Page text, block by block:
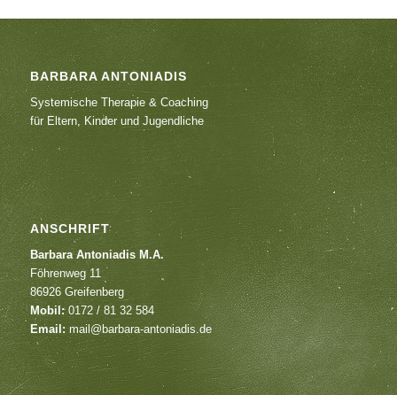
BARBARA ANTONIADIS
Systemische Therapie & Coaching
für Eltern, Kinder und Jugendliche
ANSCHRIFT
Barbara Antoniadis M.A.
Föhrenweg 11
86926 Greifenberg
Mobil:0172 / 81 32 584
Email:mail@barbara-antoniadis.de